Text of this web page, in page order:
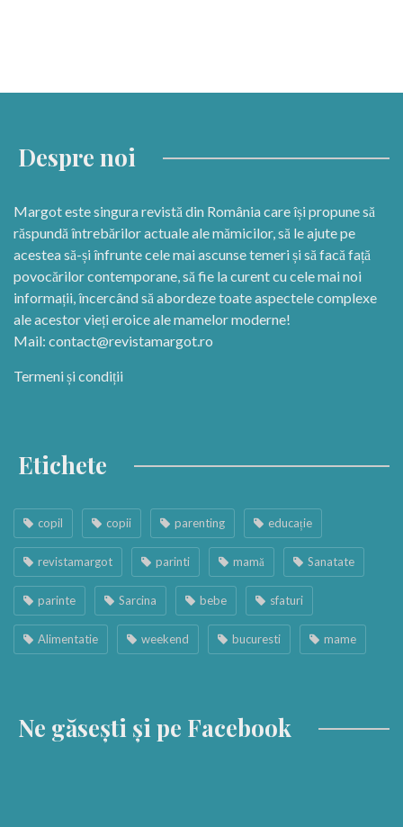
Despre noi
Margot este singura revistă din România care își propune să
răspundă întrebărilor actuale ale mămicilor, să le ajute pe
acestea să-și înfrunte cele mai ascunse temeri și să facă față
povocărilor contemporane, să fie la curent cu cele mai noi
informații, încercând să abordeze toate aspectele complexe
ale acestor vieți eroice ale mamelor moderne!
Mail: contact@revistamargot.ro
Termeni și condiții
Etichete
copil copii parenting educație
revistamargot parinti mamă Sanatate
parinte Sarcina bebe sfaturi
Alimentatie weekend bucuresti mame
Ne găsești și pe Facebook